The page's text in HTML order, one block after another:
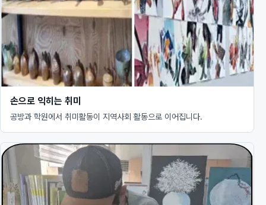
손으로 익히는 취미
공방과 학원에서 취미활동이 지역사회 활동으로 이어집니다.